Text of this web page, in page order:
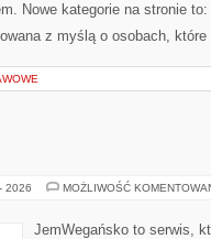
Nowe kategorie na stronie
z myślą o osobach,
2026 MOŻLIWOŚĆ
JemWegańsko to serwis,